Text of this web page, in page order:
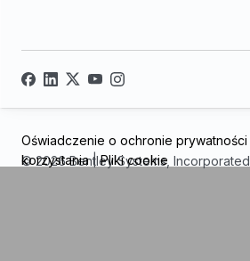
© 2026 Bentley Systems, Incorporated
Oświadczenie o ochronie prywatności
korzystania|Pliki cookie